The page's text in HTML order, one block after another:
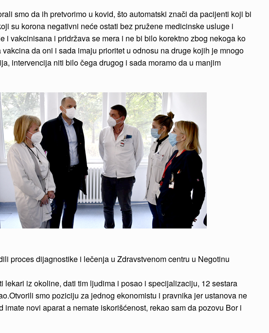
smo da ih pretvorimo u kovid, što automatski znači da pacijenti koji bi
su korona negativni neće ostati bez pružene medicinske usluge i
vakcinisana i pridržava se mera i ne bi bilo korektno zbog nekoga ko
da oni i sada imaju prioritet u odnosu na druge kojih je mnogo
intervencija niti bilo čega drugog i sada moramo da u manjim
proces dijagnostike i lečenja u Zdravstvenom centru u Negotinu
iz okoline, dati tim ljudima i posao i specijalizaciju, 12 sestara
smo poziciju za jednog ekonomistu i pravnika jer ustanova ne
novi aparat a nemate iskorišćenost, rekao sam da pozovu Bor i